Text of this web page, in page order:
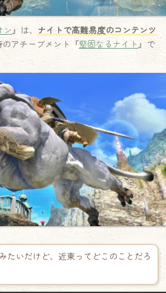
ン』は、 ナイトで高難易度のコンテンツ
のアチーブメント『堅固なるナイト』で
たいだけど、近東ってどこのことだろ